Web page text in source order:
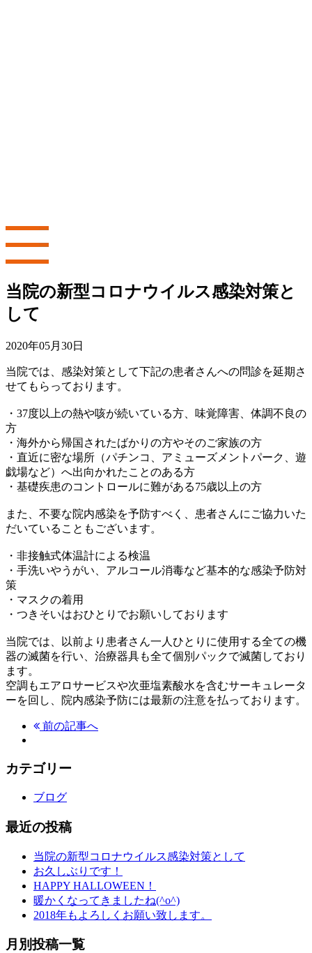
当院の新型コロナウイルス感染対策と
して
2020年05月30日
当院では、感染対策として下記の患者さんへの問診を延期さ
せてもらっております。
・37度以上の熱や咳が続いている方、味覚障害、体調不良の
方
・海外から帰国されたばかりの方やそのご家族の方
・直近に密な場所（パチンコ、アミューズメントパーク、遊
戯場など）へ出向かれたことのある方
・基礎疾患のコントロールに難がある75歳以上の方
また、不要な院内感染を予防すべく、患者さんにご協力いた
だいていることもございます。
・非接触式体温計による検温
・手洗いやうがい、アルコール消毒など基本的な感染予防対
策
・マスクの着用
・つきそいはおひとりでお願いしております
当院では、以前より患者さん一人ひとりに使用する全ての機
器の滅菌を行い、治療器具も全て個別パックで滅菌しており
ます。
空調もエアロサービスや次亜塩素酸水を含むサーキュレータ
ーを回し、院内感染予防には最新の注意を払っております。
前の記事へ
カテゴリー
ブログ
最近の投稿
当院の新型コロナウイルス感染対策として
お久しぶりです！
HAPPY HALLOWEEN！
暖かくなってきましたね(^o^)
2018年もよろしくお願い致します。
月別投稿一覧